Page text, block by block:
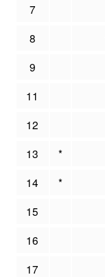
7
8
9
11
12
13
*
14
*
15
16
17